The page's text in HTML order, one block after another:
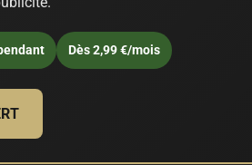
Dès 2,99 €/mois